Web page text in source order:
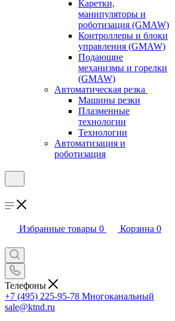
Каретки,
манипуляторы и
роботизация (GMAW)
Контроллеры и блоки
управления (GMAW)
Подающие
механизмы и горелки
(GMAW)
Автоматическая резка
Машины резки
Плазменные
технологии
Технологии
Автоматизация и
роботизация
Избранные товары 0 Корзина 0
Телефоны
+7 (495) 225-95-78 Многоканальный
sale@ktnd.ru